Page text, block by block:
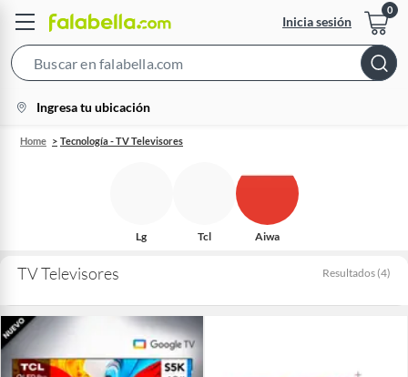
Inicia sesión
Bar
location-
icon
Ingresa tu ubicación
Home Tecnología - TV Televisores
Lg Tcl Aiwa
TV Televisores Resultados (4)